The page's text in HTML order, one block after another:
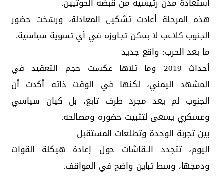
هذه المرحلة أعادت تشكيل المعادلة، ورسّخت حضور
الجنوب كلاعب لا يمكن تجاوزه في أي تسوية سياسية.
ما بعد الحرب: واقع جديد
أحداث 2019 وما تلاها عكست حجم التعقيد في
المشهد اليمني، لكنها في الوقت ذاته أكدت أن
الجنوب لم يعد مجرد طرف تابع، بل كيان سياسي
وعسكري يسعى لتثبيت حضوره ومصالحه.
بين تجربة الوحدة وتطلعات المستقبل
اليوم، تتجدد النقاشات حول إعادة هيكلة القوات
ودمجها، وسط تباين واضح في المواقف.